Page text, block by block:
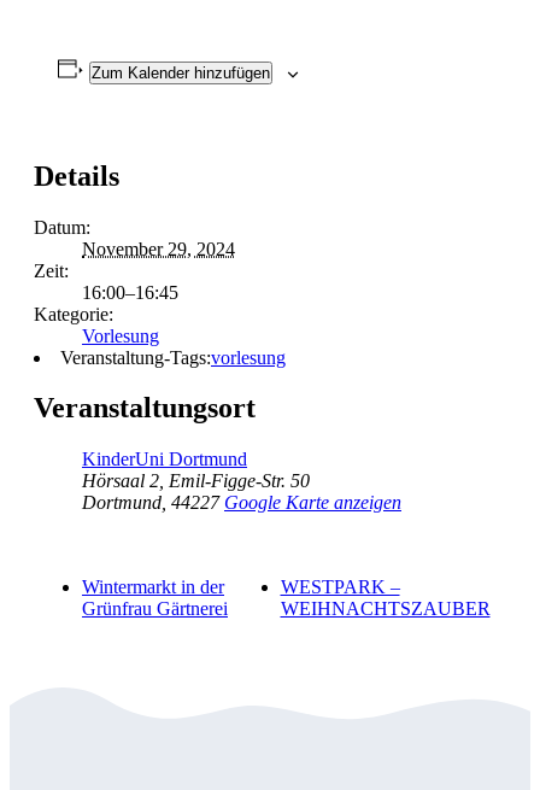
Zum Kalender hinzufügen
Details
Datum:
November 29, 2024
Zeit:
16:00–16:45
Kategorie:
Vorlesung
Veranstaltung-Tags:vorlesung
Veranstaltungsort
KinderUni Dortmund
Hörsaal 2, Emil-Figge-Str. 50
Dortmund 44227 Google Karte anzeigen
Wintermarkt in der
Grünfrau Gärtnerei
WESTPARK –
WEIHNACHTSZAUBER